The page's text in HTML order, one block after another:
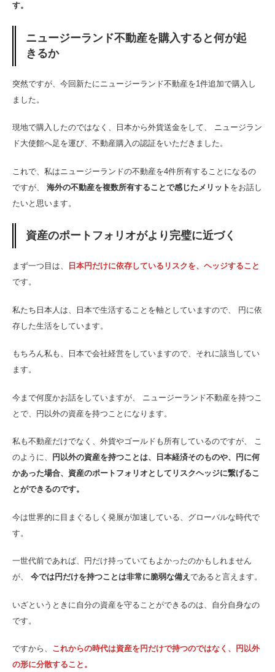
す。
ニュージーランド不動産を購入すると何が起
きるか
突然ですが、今回新たにニュージーランド不動産を1件追加で購入し
ました。
現地で購入したのではなく、日本から外貨送金をして、 ニュージラン
ド大使館へ足を運び、不動産購入の認証をいただきました。
これで、私はニュージーランドの不動産を4件所有することになるの
ですが、 海外の不動産を複数所有することで感じたメリット をお話し
たいと思います。
資産のポートフォリオがより完璧に近づく
まず一つ目は、
日本円だけに依存しているリスクを、ヘッジすること
です。
私たち日本人は、日本で生活することを軸としていますので、 円に依
存した生活をしています。
もちろん私も、日本で会社経営をしていますので、それに該当してい
ます。
今まで何度かお話をしていますが、 ニュージーランド不動産を持つこ
とで、円以外の資産を持つことになります。
私も不動産だけでなく、外貨やゴールドも所有しているのですが、 こ
のように、
円以外の資産を持つことは、日本経済そのものや、円に何
かあった場合、資産のポートフォリオとしてリスクヘッジに繋げるこ
とができるのです。
今は世界的に目まぐるしく発展が加速している、グローバルな時代で
す。
一世代前であれば、円だけ持っていてもよかったのかもしれません
が、 今では円だけを持つことは非常に脆弱な備え であると言えます。
いざというときに自分の資産を守ることができるのは、自分自身なの
です。
ですから、 これからの時代は資産を円だけで持つのではなく、円以外
の形に分散すること。